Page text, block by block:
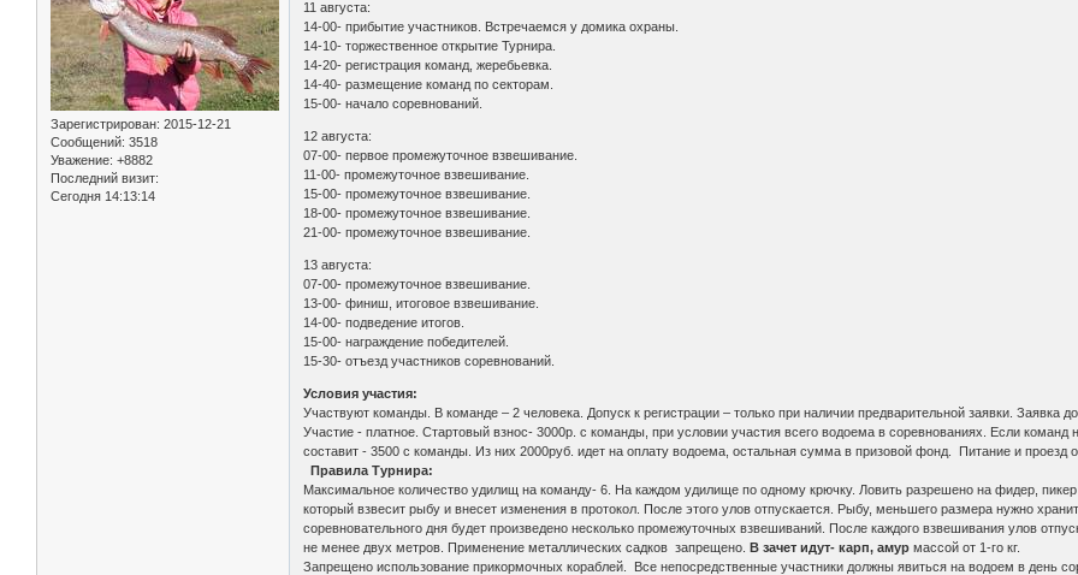
Зарегистрирован: 2015-12-21
Сообщений: 3518
Уважение: +8882
Последний визит:
Сегодня 14:13:14
11 августа:
14-00- прибытие участников. Встречаемся у домика охраны.
14-10- торжественное открытие Турнира.
14-20- регистрация команд, жеребьевка.
14-40- размещение команд по секторам.
15-00- начало соревнований.
12 августа:
07-00- первое промежуточное взвешивание.
11-00- промежуточное взвешивание.
15-00- промежуточное взвешивание.
18-00- промежуточное взвешивание.
21-00- промежуточное взвешивание.
13 августа:
07-00- промежуточное взвешивание.
13-00- финиш, итоговое взвешивание.
14-00- подведение итогов.
15-00- награждение победителей.
15-30- отъезд участников соревнований.
Условия участия:
Участвуют команды. В команде – 2 человека. Допуск к регистрации – только при наличии предварительной заявки.
Участие - платное. Стартовый взнос- 3000р. с команды, при условии участия всего водоема в соревнованиях. Если команд
составит - 3500 с команды. Из них 2000руб. идет на оплату водоема, остальная сумма в призовой фонд. Питание и проезд
Правила Турнира:
Максимальное количество удилищ на команду- 6. На каждом удилище по одному крючку. Ловить разрешено на фидер,
который взвесит рыбу и внесет изменения в протокол. После этого улов отпускается. Рыбу, меньшего размера нужно
соревновательного дня будет произведено несколько промежуточных взвешиваний. После каждого взвешивания улов
не менее двух метров. Применение металлических садков запрещено.В зачет идут- карп, амур массой от 1-го кг.
Запрещено использование прикормочных кораблей. Все непосредственные участники должны явиться на водоем в день